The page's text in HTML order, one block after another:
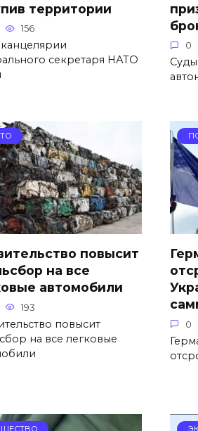
территории
156
канцелярии
секретаря НАТО
0
повысит
на все
автомобили
193
повысит
на все легковые
0